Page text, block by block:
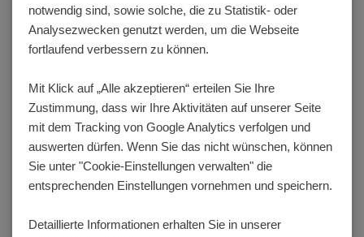
PRODUKTKONFIGURATOR
Hier haben Sie die Möglichkeit für das Produkt
verschiedene Eigenschaften festzulegen, die Ihren
Anforderungen entsprechen. Der Bestellcode wird dabei
dynamisch generiert und angezeigt.
CODIERUNGEN
2 FÜR LEITERPLATTE
notwendig sind, sowie solche, die zu Statistik- oder
Analysezwecken genutzt werden, um die Webseite
fortlaufend verbessern zu können.
Mit Klick auf „Alle akzeptieren“ erteilen Sie Ihre
Zustimmung, dass wir Ihre Aktivitäten auf unserer Seite
mit dem Tracking von Google Analytics verfolgen und
auswerten dürfen. Wenn Sie das nicht wünschen, können
Sie unter "Cookie-Einstellungen verwalten" die
entsprechenden Einstellungen vornehmen und speichern.
Detaillierte Informationen erhalten Sie in unserer